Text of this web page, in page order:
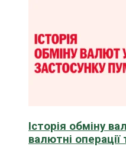
Історія обміну
валютні